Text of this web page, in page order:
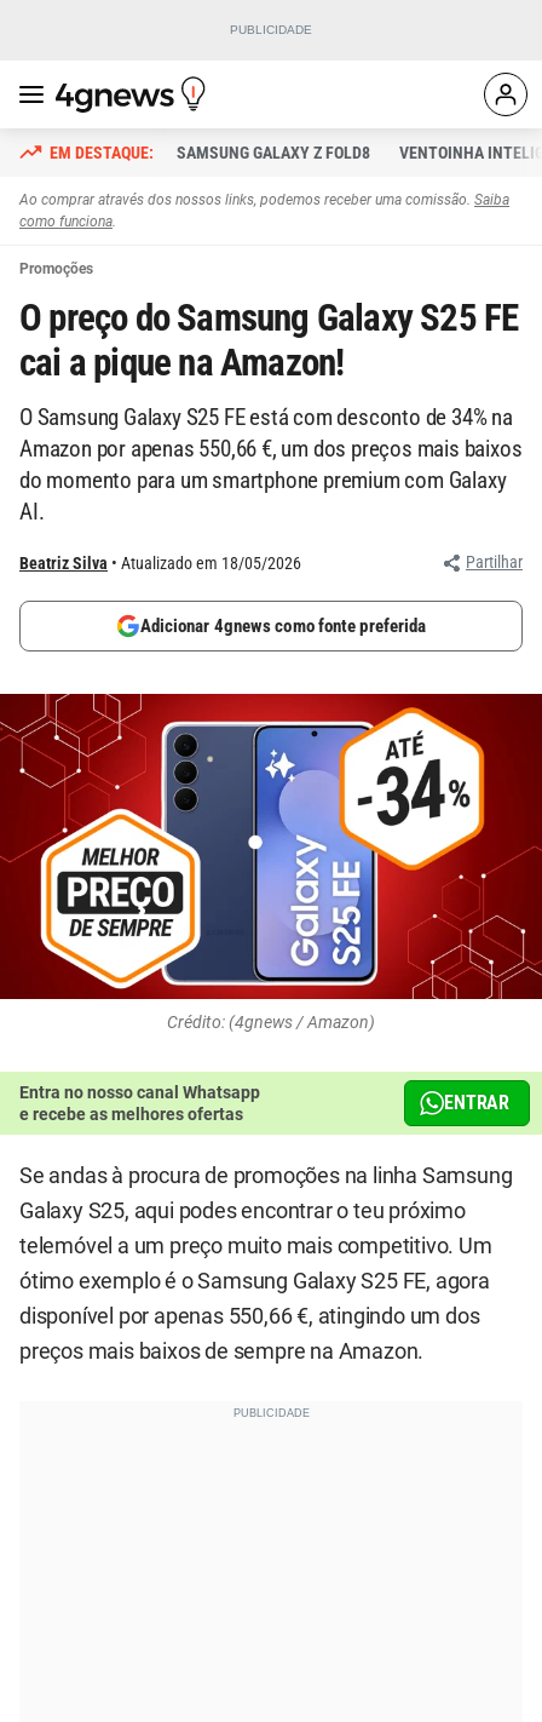
SAMSUNG GALAXY Z FOLD8 VENTOINHA
Ao comprar através dos nossos links, podemos receber uma comissão. Saiba
como funciona.
Promoções
O preço do Samsung Galaxy S25 FE
cai a pique na Amazon!
O Samsung Galaxy S25 FE está com desconto de 34% na
Amazon por apenas 550,66 €, um dos preços mais baixos
do momento para um smartphone premium com Galaxy
AI.
Beatriz Silva Atualizado em 18/05/2026 Partilhar
Adicionar 4gnews como fonte preferida
Crédito: (4gnews / Amazon)
Entra no nosso canal Whatsapp
e recebe as melhores ofertas
ENTRAR
Se andas à procura de promoções na linha Samsung
Galaxy S25, aqui podes encontrar o teu próximo
telemóvel a um preço muito mais competitivo. Um
ótimo exemplo é o Samsung Galaxy S25 FE, agora
disponível por apenas 550,66 €, atingindo um dos
preços mais baixos de sempre na Amazon.